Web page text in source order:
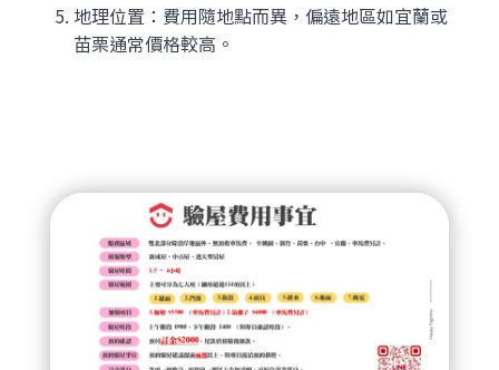
地理位置：費用隨地點而異，偏遠地區如宜蘭或
苗栗通常價格較高。